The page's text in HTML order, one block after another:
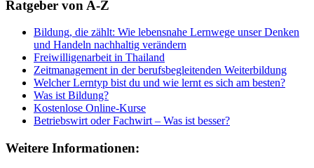
Ratgeber von A-Z
Bildung, die zählt: Wie lebensnahe Lernwege unser Denken
und Handeln nachhaltig verändern
Freiwilligenarbeit in Thailand
Zeitmanagement in der berufsbegleitenden Weiterbildung
Welcher Lerntyp bist du und wie lernt es sich am besten?
Was ist Bildung?
Kostenlose Online-Kurse
Betriebswirt oder Fachwirt – Was ist besser?
Weitere Informationen: